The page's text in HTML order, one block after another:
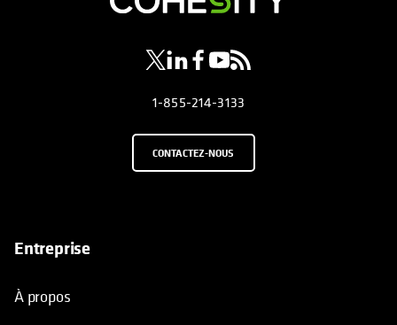
1-855-214-3133
CONTACTEZ-NOUS
Entreprise
À propos